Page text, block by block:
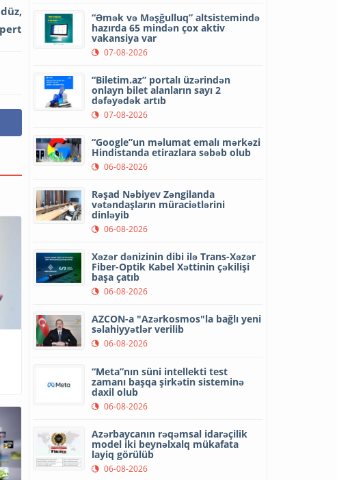
“Əmək və Məşğulluq” altsistemində
hazırda 65 mindən çox aktiv
vakansiya var
07-08-2026
“Biletim.az” portalı üzərindən
onlayn bilet alanların sayı 2
dəfəyədək artıb
07-08-2026
“Google”un məlumat emalı mərkəzi
Hindistanda etirazlara səbəb olub
06-08-2026
Rəşad Nəbiyev Zəngilanda
vətəndaşların müraciətlərini
dinləyib
06-08-2026
Xəzər dənizinin dibi ilə Trans-Xəzər
Fiber-Optik Kabel Xəttinin çəkilişi
başa çatıb
06-08-2026
AZCON-a "Azərkosmos"la bağlı yeni
səlahiyyətlər verilib
06-08-2026
“Meta”nın süni intellekti test
zamanı başqa şirkətin sisteminə
daxil olub
06-08-2026
Azərbaycanın rəqəmsal idarəçilik
model iki beynəlxalq mükafata
layiq görülüb
06-08-2026